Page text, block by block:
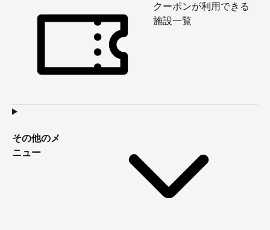
クーポンが利用できる
施設一覧
その他のメ
ニュー